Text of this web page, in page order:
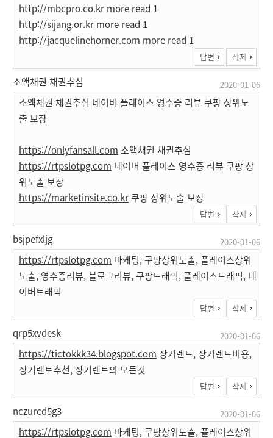
http://mbcpro.co.kr more read 1
http://sijang.or.kr more read 1
http://jacquelinehorner.com more read 1
답변 삭제
소액채권 채권추심 2020-01-06
소액채권 채권추심 네이버 플레이스 영수증 리뷰 쿠팡 상위노
출 보장
https://onlyfansall.com 소액채권 채권추심
https://rtpslotpg.com 네이버 플레이스 영수증 리뷰 쿠팡 상
위노출 보장
https://marketinsite.co.kr쿠팡 상위노출 보장
답변 삭제
bsjpefxljg 2020-01-06
https://rtpslotpg.com 마케팅, 쿠팡상위노출, 플레이스상위
노출, 영수증리뷰, 블로그리뷰, 쿠팡트래픽, 플레이스트래픽, 네
이버트래픽
답변 삭제
qrp5xvdesk 2020-01-06
https://tictokkk34.blogspot.com 장기렌트, 장기렌트비용,
장기렌트추천, 장기렌트의 모든것
답변 삭제
nczurcd5g3 2020-01-06
https://rtpslotpg.com 마케팅, 쿠팡상위노출, 플레이스상위